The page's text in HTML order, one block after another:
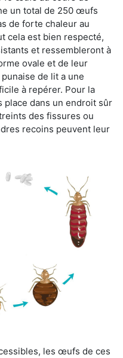
un total de 250 œufs
de forte chaleur au
cela est bien respecté,
et ressembleront à
ovale et de leur
de lit a une
à repérer. Pour la
dans un endroit sûr
des fissures ou
recoins peuvent leur
les œufs de ces